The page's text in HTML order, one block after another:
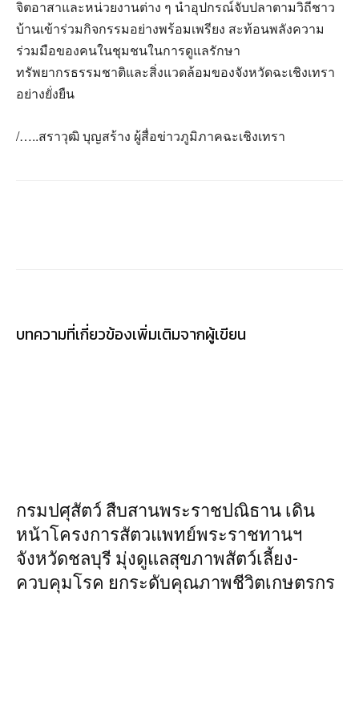
จิตอาสาและหน่วยงานต่าง ๆ นำอุปกรณ์จับปลาตามวิถีชาว
บ้านเข้าร่วมกิจกรรมอย่างพร้อมเพรียง สะท้อนพลังความ
ร่วมมือของคนในชุมชนในการดูแลรักษา
ทรัพยากรธรรมชาติและสิ่งแวดล้อมของจังหวัดฉะเชิงเทรา
อย่างยั่งยืน
/…..สราวุฒิ บุญสร้าง ผู้สื่อข่าวภูมิภาคฉะเชิงเทรา
บทความที่เกี่ยวข้องเพิ่มเติมจากผู้เขียน
กรมปศุสัตว์ สืบสานพระราชปณิธาน เดิน
หน้าโครงการสัตวแพทย์พระราชทานฯ
จังหวัดชลบุรี มุ่งดูแลสุขภาพสัตว์เลี้ยง-
ควบคุมโรค ยกระดับคุณภาพชีวิตเกษตรกร